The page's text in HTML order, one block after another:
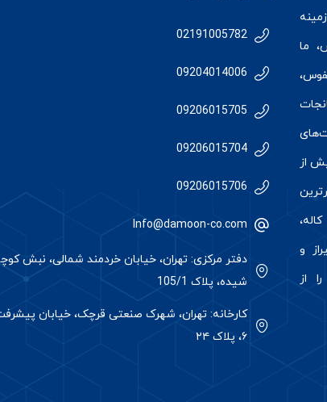
ما
،
از
و
از
02191005782
09204014006
09206015705
09206015704
09206015706
Info@damoon-co.com
دفتر مرکزی: تهران، خیابان خردمند شمالی، نبش
شیده، پلاک 105/1
کارخانه: تهران، شهرک صنعتی قرچک، خیابان
۶، پلاک ۲۴